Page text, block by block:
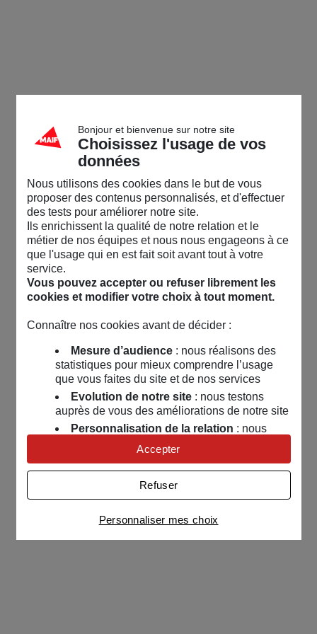
Bonjour et bienvenue sur notre site
Choisissez l'usage de vos
données
Nous utilisons des cookies dans le but de vous
proposer des contenus personnalisés, et d'effectuer
des tests pour améliorer notre site.
Ils enrichissent la qualité de notre relation et le
métier de nos équipes et nous nous engageons à ce
que l'usage qui en est fait soit avant tout à votre
service.
Vous pouvez accepter ou refuser librement les
cookies et modifier votre choix à tout moment.
Connaître nos cookies avant de décider :
Mesure d’audience: nous réalisons des
statistiques pour mieux comprendre l’usage
que vous faites du site et de nos services
Evolution de notre site: nous testons
auprès de vous des améliorations de notre site
Personnalisation de la relation : nous
nous servons de cookies pour adapter nos
contenus et personnaliser nos offres
Univers publicitaire: nous utilisons avec
nos partenaires des cookies pour afficher des
publicités personnalisées
Connaître notre politique cookies et la liste de nos
partenaires
Personnaliser mes choix
Refuser
Accepter